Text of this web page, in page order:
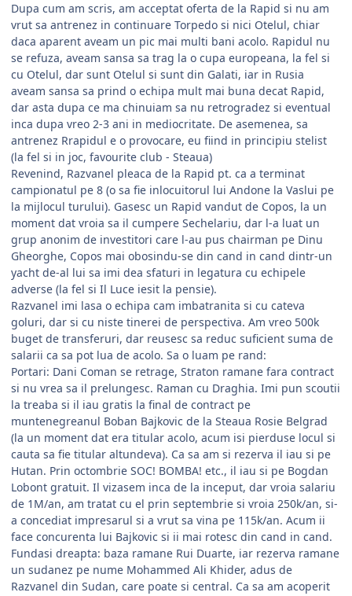
Dupa cum am scris, am acceptat oferta de la Rapid si nu am
vrut sa antrenez in continuare Torpedo si nici Otelul, chiar
daca aparent aveam un pic mai multi bani acolo. Rapidul nu
se refuza, aveam sansa sa trag la o cupa europeana, la fel si
cu Otelul, dar sunt Otelul si sunt din Galati, iar in Rusia
aveam sansa sa prind o echipa mult mai buna decat Rapid,
dar asta dupa ce ma chinuiam sa nu retrogradez si eventual
inca dupa vreo 2-3 ani in mediocritate. De asemenea, sa
antrenez Rrapidul e o provocare, eu fiind in principiu stelist
(la fel si in joc, favourite club - Steaua)
Revenind, Razvanel pleaca de la Rapid pt. ca a terminat
campionatul pe 8 (o sa fie inlocuitorul lui Andone la Vaslui pe
la mijlocul turului). Gasesc un Rapid vandut de Copos, la un
moment dat vroia sa il cumpere Sechelariu, dar l-a luat un
grup anonim de investitori care l-au pus chairman pe Dinu
Gheorghe, Copos mai obosindu-se din cand in cand dintr-un
yacht de-al lui sa imi dea sfaturi in legatura cu echipele
adverse (la fel si Il Luce iesit la pensie).
Razvanel imi lasa o echipa cam imbatranita si cu cateva
goluri, dar si cu niste tinerei de perspectiva. Am vreo 500k
buget de transferuri, dar reusesc sa reduc suficient suma de
salarii ca sa pot lua de acolo. Sa o luam pe rand:
Portari: Dani Coman se retrage, Straton ramane fara contract
si nu vrea sa il prelungesc. Raman cu Draghia. Imi pun scoutii
la treaba si il iau gratis la final de contract pe
muntenegreanul Boban Bajkovic de la Steaua Rosie Belgrad
(la un moment dat era titular acolo, acum isi pierduse locul si
cauta sa fie titular altundeva). Ca sa am si rezerva il iau si pe
Hutan. Prin octombrie SOC! BOMBA! etc., il iau si pe Bogdan
Lobont gratuit. Il vizasem inca de la inceput, dar vroia salariu
de 1M/an, am tratat cu el prin septembrie si vroia 250k/an, si-
a concediat impresarul si a vrut sa vina pe 115k/an. Acum ii
face concurenta lui Bajkovic si ii mai rotesc din cand in cand.
Fundasi dreapta: baza ramane Rui Duarte, iar rezerva ramane
un sudanez pe nume Mohammed Ali Khider, adus de
Razvanel din Sudan, care poate si central. Ca sa am acoperit